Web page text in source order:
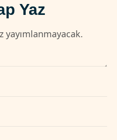
Yaz
yayımlanmayacak.